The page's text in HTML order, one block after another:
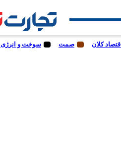
اقتصاد کلان صمت سوخت و انرژی